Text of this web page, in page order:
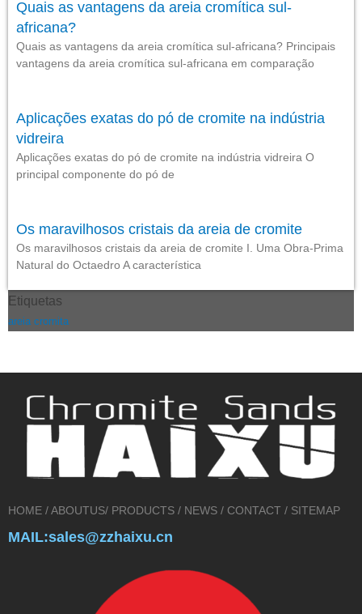
Quais as vantagens da areia cromítica sul-
africana?
Quais as vantagens da areia cromítica sul-africana? Principais
vantagens da areia cromítica sul-africana em comparação
Aplicações exatas do pó de cromite na indústria
vidreira
Aplicações exatas do pó de cromite na indústria vidreira O
principal componente do pó de
Os maravilhosos cristais da areia de cromite
Os maravilhosos cristais da areia de cromite I. Uma Obra-Prima
Natural do Octaedro A característica
Etiquetas
areia cromita
HOME / ABOUTUS/ PRODUCTS / NEWS / CONTACT / SITEMAP
MAIL:sales@zzhaixu.cn